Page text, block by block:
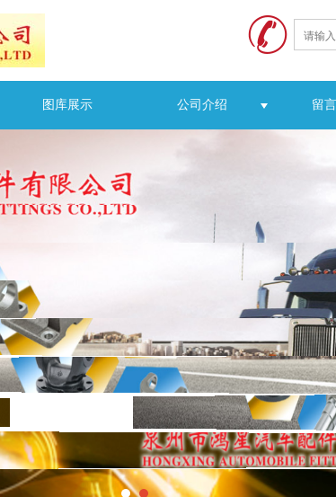
图库展示 公司介绍 留